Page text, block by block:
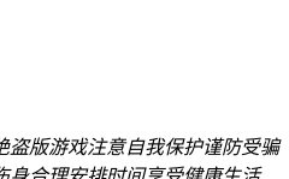
盗版游戏注意自我保护谨防受骗